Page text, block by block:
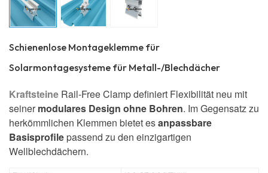
Schienenlose Montageklemme für
Solarmontagesysteme für Metall-/Blechdächer
Kraftsteine Rail-Free Clamp definiert Flexibilität neu mit
seiner modulares Design ohne Bohren. Im Gegensatz zu
herkömmlichen Klemmen bietet esanpassbare
Basisprofile passend zu den einzigartigen
Wellblechdächern.